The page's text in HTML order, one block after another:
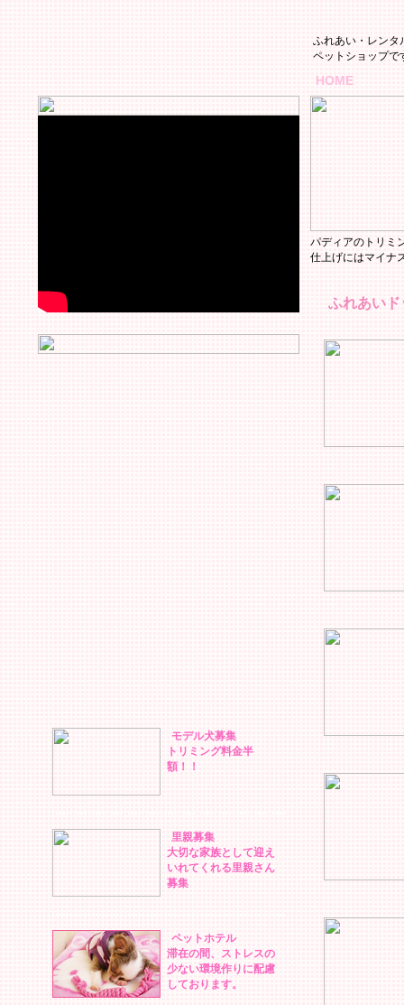
ふれあい・レンタ
ペットショップで
HOME
料金
レンタルドッ
お客様の声
モデル犬募集
トリミング料金半
額！！
里親募集
大切な家族として迎え
いれてくれる里親さん
募集
ペットホテル
滞在の間、ストレスの
少ない環境作りに配慮
しております。
パディアのトリミ
仕上げにはマイナ
ふれあいド